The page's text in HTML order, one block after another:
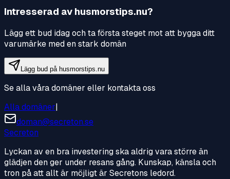
Intresserad av husmorstips.nu?
Lägg ett bud idag och ta första steget mot att bygga ditt
varumärke med en stark domän
Lägg bud på husmorstips.nu
Se alla våra domäner eller kontakta oss
Alla domäner|
doman@secreton.se
Secreton
Lyckan av en bra investering ska aldrig vara större än
glädjen den ger under resans gång. Kunskap, känsla och
tron på att allt är möjligt är Secretons ledord.